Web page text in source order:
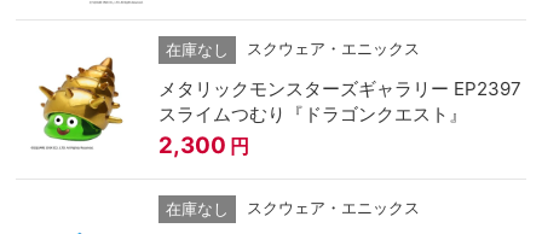
在庫なし スクウェア・エニックス
メタリックモンスターズギャラリー EP2397
スライムつむり『ドラゴンクエスト』
2,300 円
在庫なし スクウェア・エニックス